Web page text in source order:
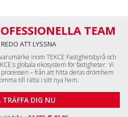
TEAM
ATT LYSSNA
inom TEKCE Fastighetsbyrå och
globala ekosystem för fastigheter. Vi
– från att hitta deras drömhem
till rätta i sitt nya hem.
TRÄFFA DIG NU